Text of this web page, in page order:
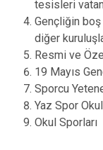
tesisleri
Gençliğin
diğer
Resmi ve
19 Mayıs
Sporcu
Yaz Spor
Okul Sporları